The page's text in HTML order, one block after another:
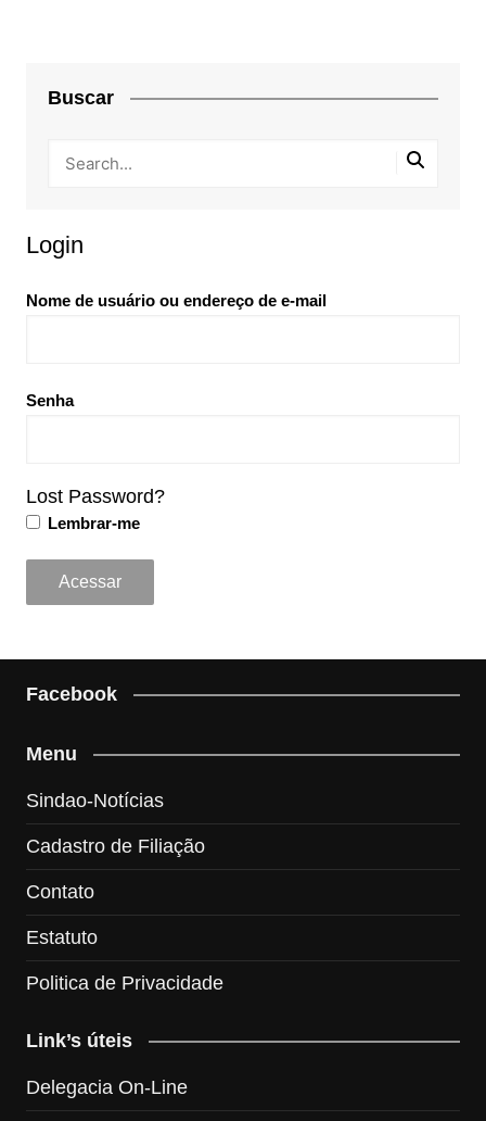
Buscar
Login
Nome de usuário ou endereço de e-mail
Senha
Lost Password?
Lembrar-me
Facebook
Menu
Sindao-Notícias
Cadastro de Filiação
Contato
Estatuto
Politica de Privacidade
Link’s úteis
Delegacia On-Line